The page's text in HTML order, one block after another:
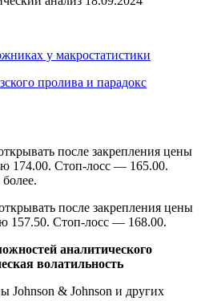
у макростатистики
пролива и парадокс
после закрепления цены
174.00. Стоп-лосс — 165.00.
после закрепления цены
157.50. Стоп-лосс — 168.00.
аналитического
волатильность
Johnson & Johnson и других